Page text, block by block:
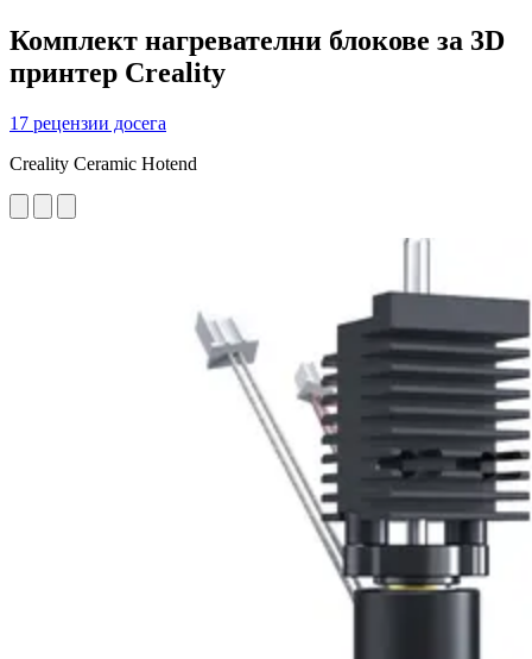
Комплект нагревателни блокове за 3D
принтер Creality
17 рецензии досега
Creality Ceramic Hotend